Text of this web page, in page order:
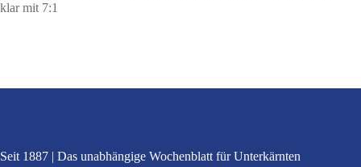
klar mit 7:1
Seit 1887 Das unabhängige Wochenblatt für Unterkärnten